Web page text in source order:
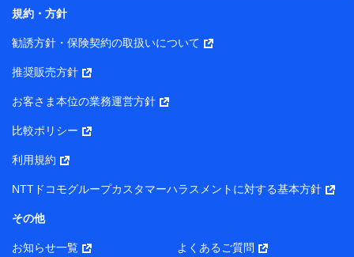
コンサルティングサービスの実施のため
アンケートやキャンペーン等の実施のため
上記に係る案内・手続き・管理等付帯業務を行うため
所・代表者名】
り）
株式会社NTTドコモ・フィナンシャルグループ 代表取締役
社長 廣井 孝史
東京都中央区日本橋人形町2-14-10 アーバンネット日本橋
株式会社ドコモ・インシュアランス 代表取締役社長 吉
規約・方針
勧誘方針・保険契約の取扱いについて
推奨販売方針
お客さま本位の業務運営方針
比較ポリシー
利用規約
NTTドコモグループカスタマーハラスメントに対する基本方針
その他
お知らせ一覧 よくあるご質問